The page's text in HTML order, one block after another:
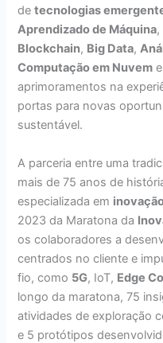
detecnologias
Aprendizado de Máquina,
Blockchain, Big Data,
Computação em Nuvem e
aprimoramentos na
portas para novas
sustentável.
A parceria entre uma
mais de 75 anos de
especializada em
2023 da Maratona da
os colaboradores a
centrados no cliente e
fio, como 5G, IoT, Edge
longo da maratona, 75
atividades de exploração
e 5 protótipos